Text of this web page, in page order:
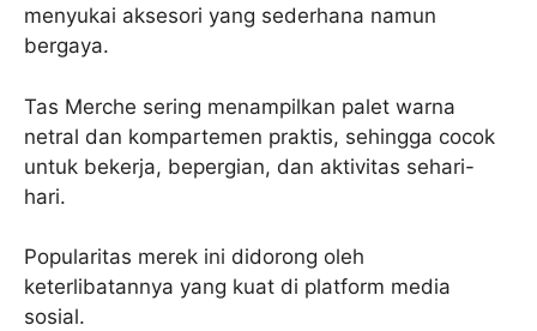
menyukai aksesori yang sederhana namun
bergaya.
Tas Merche sering menampilkan palet warna
netral dan kompartemen praktis, sehingga cocok
untuk bekerja, bepergian, dan aktivitas sehari-
hari.
Popularitas merek ini didorong oleh
keterlibatannya yang kuat di platform media
sosial.